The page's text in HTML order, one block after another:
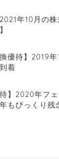
年10月の
優待】2019
着
待】2020年フ
もびっくり残